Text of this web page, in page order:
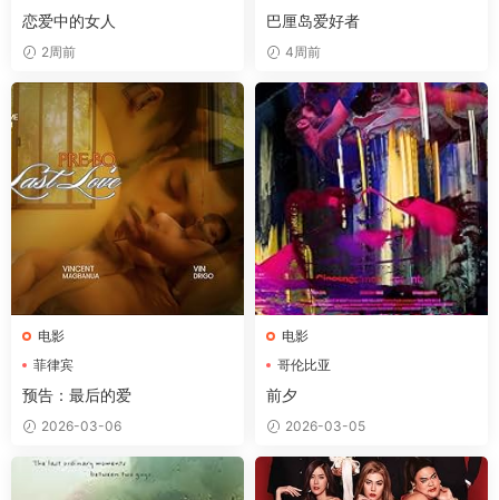
恋爱中的女人
2周前
巴厘岛爱好者
4周前
电影
菲律宾
预告：最后的爱
2026-03-06
电影
哥伦比亚
前夕
2026-03-05